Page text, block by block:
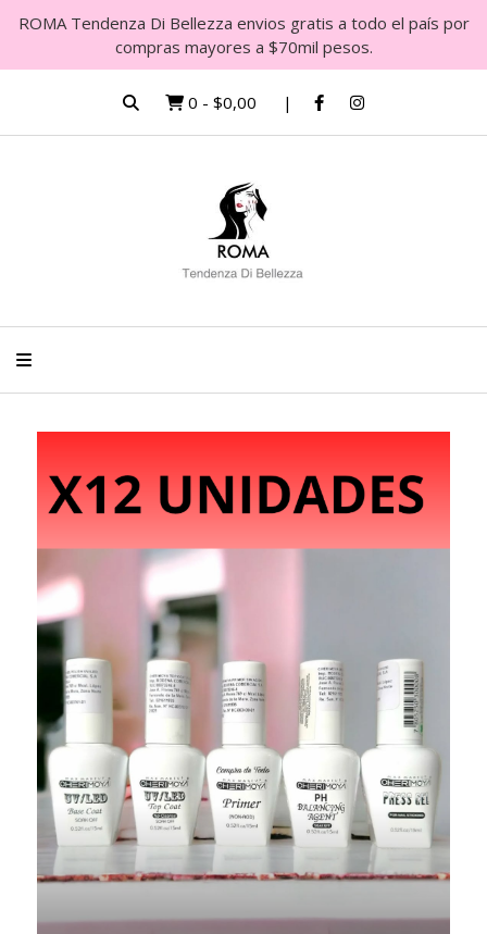
ROMA Tendenza Di Bellezza envios gratis a todo el país por
compras mayores a $70mil pesos.
0 - $0,00